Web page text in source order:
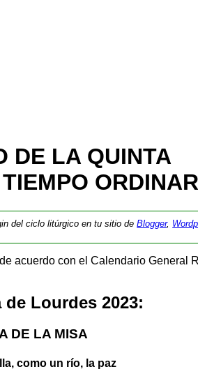
DE LA QUINTA
del ciclo litúrgico en tu sitio deBlogger,
acuerdo con el Calendario General
de Lourdes 2023:
DE LA MISA
como un río, la paz